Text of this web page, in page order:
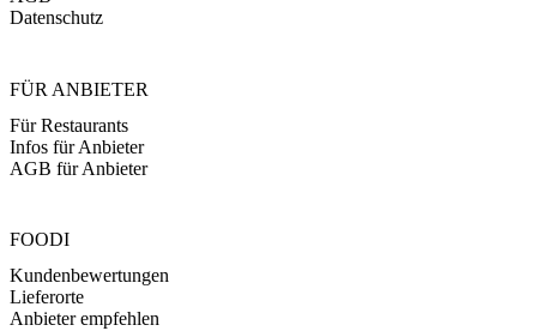
Datenschutz
FÜR ANBIETER
Für Restaurants
Infos für Anbieter
AGB für Anbieter
FOODI
Kundenbewertungen
Lieferorte
Anbieter empfehlen